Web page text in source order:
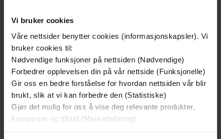
Vi bruker cookies
Våre nettsider benytter cookies (informasjonskapsler). Vi
bruker cookies til:
Nødvendige funksjoner på nettsiden (Nødvendige)
Forbedrer opplevelsen din på vår nettside (Funksjonelle)
Gir oss en bedre forståelse for hvordan nettsiden vår blir
brukt, slik at vi kan forbedre den (Statistiske)
Gjør det mulig for oss å vise deg relevante produkter,
kampanjer og tilbud (Markedsføring)
Fremdeles meg
Jojo Moyes
Lucinda Riley
EBOK
Forfattere Carole Lanham (forfatter),Ann-Magritt
Sævold(oversetter)